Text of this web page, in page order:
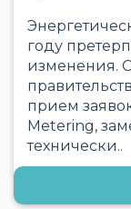
году
изменения.
прием
Metering,
технически..